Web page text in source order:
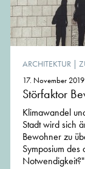
ARCHITEKTUR |
17. November 2019
Störfaktor
Klimawandel
Stadt wird sich
Bewohner zu
Symposium des
Notwendigkeit?"